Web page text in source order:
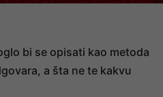
bi se opisati kao metoda
a šta ne te kakvu